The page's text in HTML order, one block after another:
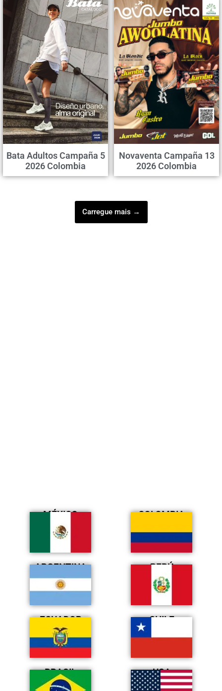
Bata Adultos Campaña 5
2026 Colombia
Novaventa Campaña 13
2026 Colombia
Carregue mais →
MÉXICO COLOMBIA
ARGENTINA PERÚ
ECUADOR CHILE
BRASIL USA